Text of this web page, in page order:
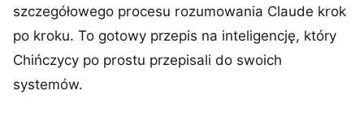
szczegółowego procesu rozumowania Claude krok
po kroku. To gotowy przepis na inteligencję, który
Chińczycy po prostu przepisali do swoich
systemów.